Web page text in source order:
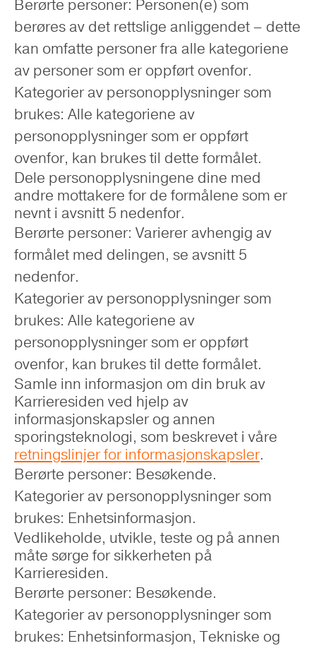
Berørte personer: Personen(e) som
berøres av det rettslige anliggendet – dette
kan omfatte personer fra alle kategoriene
av personer som er oppført ovenfor.
Kategorier av personopplysninger som
brukes: Alle kategoriene av
personopplysninger som er oppført
ovenfor, kan brukes til dette formålet.
Dele personopplysningene dine med
andre mottakere for de formålene som er
nevnt i avsnitt 5 nedenfor.
Berørte personer: Varierer avhengig av
formålet med delingen, se avsnitt 5
nedenfor.
Kategorier av personopplysninger som
brukes: Alle kategoriene av
personopplysninger som er oppført
ovenfor, kan brukes til dette formålet.
Samle inn informasjon om din bruk av
Karrieresiden ved hjelp av
informasjonskapsler og annen
sporingsteknologi, som beskrevet i våre
retningslinjer for informasjonskapsler.
Berørte personer: Besøkende.
Kategorier av personopplysninger som
brukes: Enhetsinformasjon.
Vedlikeholde, utvikle, teste og på annen
måte sørge for sikkerheten på
Karrieresiden.
Berørte personer: Besøkende.
Kategorier av personopplysninger som
brukes: Enhetsinformasjon, Tekniske og